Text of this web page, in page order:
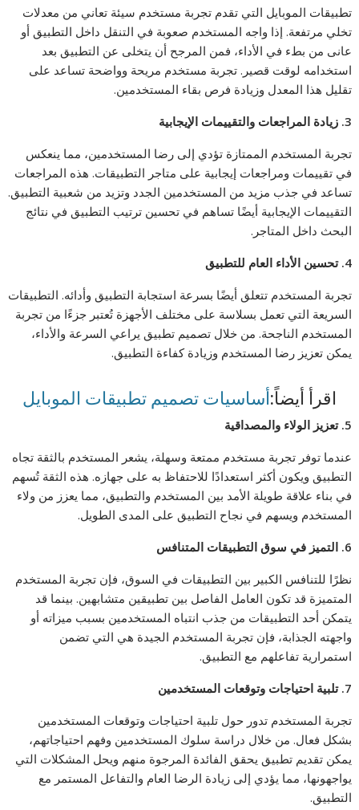
تطبيقات الموبايل التي تقدم تجربة مستخدم سيئة تعاني من معدلات
تخلي مرتفعة. إذا واجه المستخدم صعوبة في التنقل داخل التطبيق أو
عانى من بطء في الأداء، فمن المرجح أن يتخلى عن التطبيق بعد
استخدامه لوقت قصير. تجربة مستخدم مريحة وواضحة تساعد على
تقليل هذا المعدل وزيادة فرص بقاء المستخدمين.
3. زيادة المراجعات والتقييمات الإيجابية
تجربة المستخدم الممتازة تؤدي إلى رضا المستخدمين، مما ينعكس
في تقييمات ومراجعات إيجابية على متاجر التطبيقات. هذه المراجعات
تساعد في جذب مزيد من المستخدمين الجدد وتزيد من شعبية التطبيق.
التقييمات الإيجابية أيضًا تساهم في تحسين ترتيب التطبيق في نتائج
البحث داخل المتاجر.
4. تحسين الأداء العام للتطبيق
تجربة المستخدم تتعلق أيضًا بسرعة استجابة التطبيق وأدائه. التطبيقات
السريعة التي تعمل بسلاسة على مختلف الأجهزة تُعتبر جزءًا من تجربة
المستخدم الناجحة. من خلال تصميم تطبيق يراعي السرعة والأداء،
يمكن تعزيز رضا المستخدم وزيادة كفاءة التطبيق.
اقرأ أيضاً: أساسيات تصميم تطبيقات الموبايل
5. تعزيز الولاء والمصداقية
عندما توفر تجربة مستخدم ممتعة وسهلة، يشعر المستخدم بالثقة تجاه
التطبيق ويكون أكثر استعدادًا للاحتفاظ به على جهازه. هذه الثقة تُسهم
في بناء علاقة طويلة الأمد بين المستخدم والتطبيق، مما يعزز من ولاء
المستخدم ويسهم في نجاح التطبيق على المدى الطويل.
6. التميز في سوق التطبيقات المتنافس
نظرًا للتنافس الكبير بين التطبيقات في السوق، فإن تجربة المستخدم
المتميزة قد تكون العامل الفاصل بين تطبيقين متشابهين. بينما قد
يتمكن أحد التطبيقات من جذب انتباه المستخدمين بسبب ميزاته أو
واجهته الجذابة، فإن تجربة المستخدم الجيدة هي التي تضمن
استمرارية تفاعلهم مع التطبيق.
7. تلبية احتياجات وتوقعات المستخدمين
تجربة المستخدم تدور حول تلبية احتياجات وتوقعات المستخدمين
بشكل فعال. من خلال دراسة سلوك المستخدمين وفهم احتياجاتهم،
يمكن تقديم تطبيق يحقق الفائدة المرجوة منهم ويحل المشكلات التي
يواجهونها، مما يؤدي إلى زيادة الرضا العام والتفاعل المستمر مع
التطبيق.